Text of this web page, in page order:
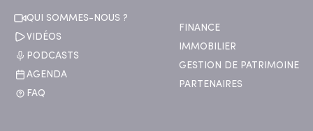
QUI SOMMES-NOUS ?
VIDÉOS
PODCASTS
AGENDA
FAQ
FINANCE
IMMOBILIER
GESTION DE PATRIMOINE
PARTENAIRES